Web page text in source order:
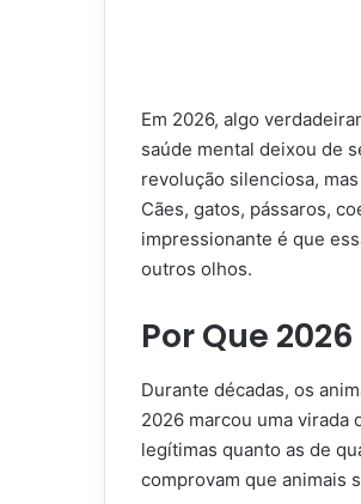
Em 2026, algo
saúde mental deixou de
revolução silenciosa,
Cães, gatos, pássaros,
impressionante é que
outros olhos.
Por Que
Durante décadas, os
2026 marcou uma virada
legítimas quanto as de
comprovam que animais